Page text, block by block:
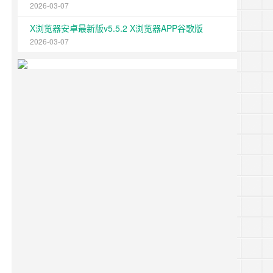
2026-03-07
X浏览器安卓最新版v5.5.2 X浏览器APP谷歌版
2026-03-07